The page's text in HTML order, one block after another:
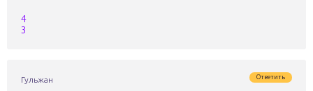
4
3
Гульжан Ответить